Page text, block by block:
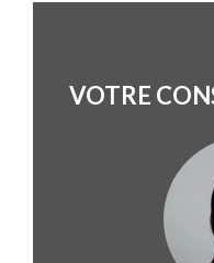
VOTRE